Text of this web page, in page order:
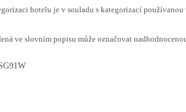
hotelu je v souladu s kategorizací
ve slovním popisu může označovat